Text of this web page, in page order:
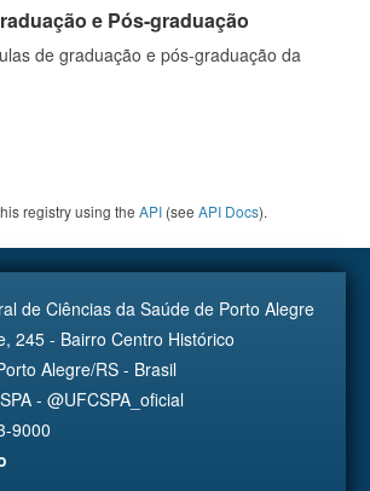
e Pós-graduação
de graduação e pós-graduação da
registry using the API (see API Docs).
de Ciências da Saúde de Porto Alegre
245 - Bairro Centro Histórico
Alegre/RS - Brasil
- @UFCSPA_oficial
9000